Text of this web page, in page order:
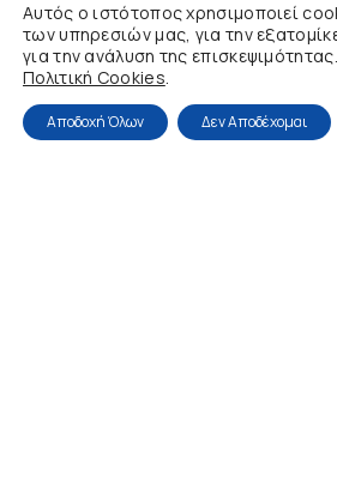
NEWSLETTER
Ενημερωθείτε, πρώτοι, για τα
προσφορές μας
Αυτός ο ιστότοπος χρησιμοποιεί
των υπηρεσιών μας, για την
για την ανάλυση της επισκεψιμότητας.
Πολιτική Cookies.
Αποδοχή Όλων Δεν Αποδέχομαι